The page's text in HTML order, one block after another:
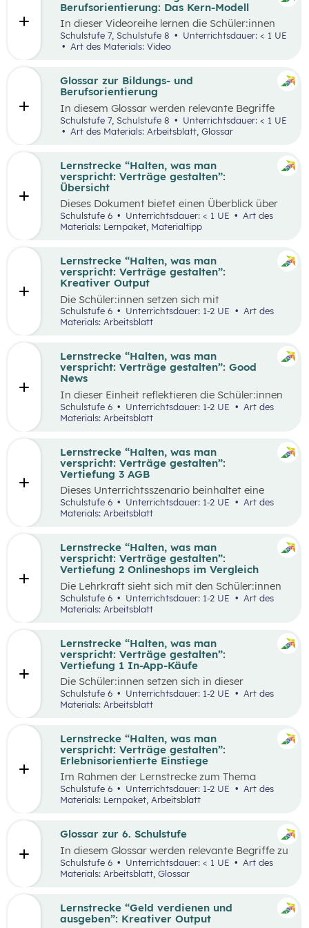
ihren Lernprozess zu übernehmen.
Berufsorientierung: Das Kern-Modell
In dieser Videoreihe lernen die Schüler:innen
wie sie selbstbewusst auftreten, authentisch
wirken und gleichzeitig Menschen von sich
Schulstufe 7, Schulstufe 8
Unterrichtsdauer: < 1 UE
Art des Materials: Video
Glossar zur Bildungs- und
Berufsorientierung
In diesem Glossar werden relevante Begriffe
zum Thema „Bildungs- und Berufsorientierung“
erklärt. Zusätzlich gibt es Arbeitsblätter zu
Schulstufe 7, Schulstufe 8
Unterrichtsdauer: < 1 UE
Art des Materials: Arbeitsblatt, Glossar
Lernstrecke “Halten, was man
verspricht: Verträge gestalten”:
Übersicht
Dieses Dokument bietet einen Überblick über
alle Materialien, die für die Lerntrecke “Halten,
was man verspricht – Verträge gestalten” für
Schulstufe 6 Unterrichtsdauer: < 1 UE
Materials: Lernpaket, Materialtipp
Lernstrecke “Halten, was man
verspricht: Verträge gestalten”:
Kreativer Output
Die Schüler:innen setzen sich mit
selbstgewählten Aspekten der
Vertragsgestaltung auseinander und drehen
Schulstufe 6 Unterrichtsdauer: 1-2 UE
Art des
Materials: Arbeitsblatt
Lernstrecke “Halten, was man
verspricht: Verträge gestalten”: Good
News
In dieser Einheit reflektieren die Schüler:innen
die Inhalte der Lernstrecke “Halten, was man
verspricht – Verträge gestalten”.
Schulstufe 6 Unterrichtsdauer: 1-2 UE
Materials: Arbeitsblatt
Lernstrecke “Halten, was man
verspricht: Verträge gestalten”:
Vertiefung 3 AGB
Dieses Unterrichtsszenario beinhaltet eine
Gruppenarbeit, bei der sich die Schüler:innen
mit Ausschnitten aus den AGBs von Zalando
Schulstufe 6 Unterrichtsdauer: 1-2 UE
Art des
Materials: Arbeitsblatt
Lernstrecke “Halten, was man
verspricht: Verträge gestalten”:
Vertiefung 2 Onlineshops im Vergleich
Die Lehrkraft sieht sich mit den Schüler:innen
zum Einstieg einen Onlineshop eines bekannten
Online-Händlers an.
Schulstufe 6 Unterrichtsdauer: 1-2 UE
Materials: Arbeitsblatt
Lernstrecke “Halten, was man
verspricht: Verträge gestalten”:
Vertiefung 1 In-App-Käufe
Die Schüler:innen setzen sich in dieser
Alltagschallenge mit dem eigenen digitalen
Konsumverhalten auseinander.
Schulstufe 6 Unterrichtsdauer: 1-2 UE
Materials: Arbeitsblatt
Lernstrecke “Halten, was man
verspricht: Verträge gestalten”:
Erlebnisorientierte Einstiege
Im Rahmen der Lernstrecke zum Thema
“Halten, was man verspricht – Verträge
gestalten”, werden drei mögliche Einstiegsideen
Schulstufe 6 Unterrichtsdauer: 1-2 UE
Art des
Materials: Lernpaket, Arbeitsblatt
Glossar zur 6. Schulstufe
In diesem Glossar werden relevante Begriffe zu
den Lehrplanpunkten “Energie und Ressourcen”
sowie “Produktion und Konsum” erklärt.
Zusätzlich gibt es Arbeitsblätter zu
Schulstufe 6 Unterrichtsdauer: < 1 UE
Materials: Arbeitsblatt, Glossar
Lernstrecke “Geld verdienen und
ausgeben”: Kreativer Output